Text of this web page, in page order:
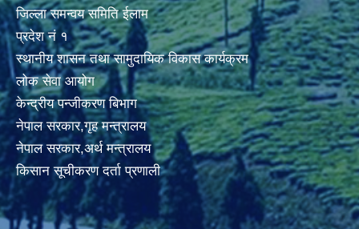
जिल्ला समन्वय समिति ईलाम
प्रदेश नं १
स्थानीय शासन तथा सामुदायिक विकास कार्यक्रम
लोक सेवा आयोग
केन्द्रीय पन्जीकरण बिभाग
नेपाल सरकार,गृह मन्त्रालय
नेपाल सरकार,अर्थ मन्त्रालय
किसान सूचीकरण दर्ता प्रणाली